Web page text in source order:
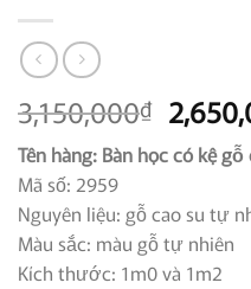
3,150,000₫ Giá
gốc
là:
Tên hàng: Bàn học có kệ gỗ
Mã số: 2959
Nguyên liệu: gỗ cao su tự
Màu sắc: màu gỗ tự nhiên
Kích thước: 1m0 và 1m2